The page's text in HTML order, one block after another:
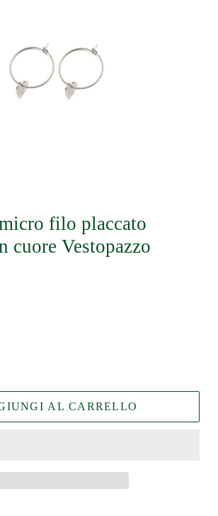
filo placcato
cuore Vestopazzo
AL CARRELLO